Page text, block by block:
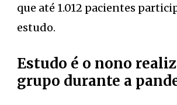
que até 1.012 pacientes
estudo.
Estudo é o nono
grupo durante a